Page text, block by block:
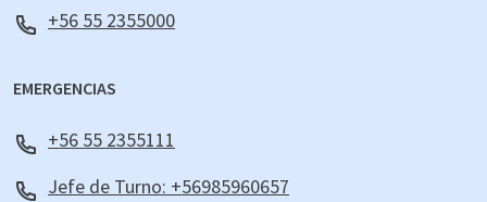
+56 55 2355000
EMERGENCIAS
+56 55 2355111
Jefe de Turno: +56985960657